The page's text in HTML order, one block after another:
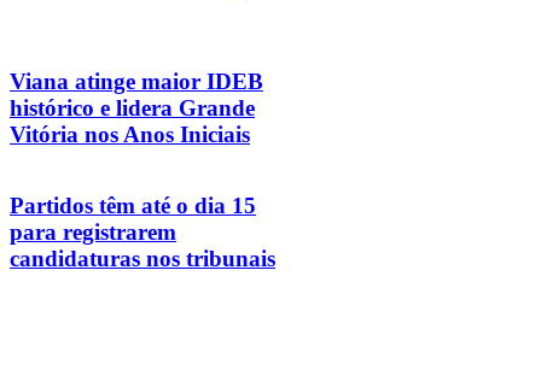
Viana atinge maior IDEB
histórico e lidera Grande
Vitória nos Anos Iniciais
Partidos têm até o dia 15
para registrarem
candidaturas nos tribunais